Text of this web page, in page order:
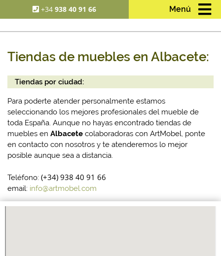
+34938 40 91 66 Menú
Tiendas de muebles en Albacete:
Tiendas por ciudad:
Para poderte atender personalmente estamos
seleccionando los mejores profesionales del mueble de
toda España. Aunque no hayas encontrado tiendas de
muebles en Albacete colaboradoras con ArtMobel, ponte
en contacto con nosotros y te atenderemos lo mejor
posible aunque sea a distancia.
Teléfono: (+34) 938 40 91 66
email: info@artmobel.com